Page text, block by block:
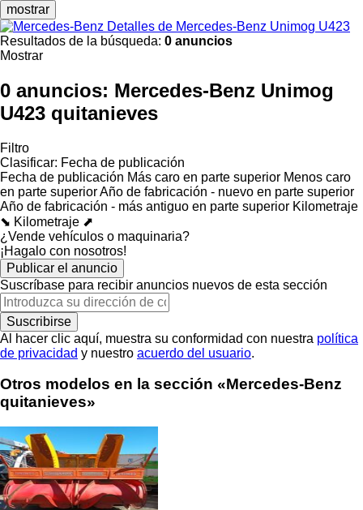
mostrar
Detalles de Mercedes-Benz Unimog U423
Resultados de la búsqueda: 0 anuncios
Mostrar
0 anuncios: Mercedes-Benz Unimog
U423 quitanieves
Filtro
Clasificar: Fecha de publicación
Fecha de publicación Más caro en parte superior Menos caro
en parte superiorAño de fabricación - nuevo en parte superior
Año de fabricación - más antiguo en parte superior Kilometraje
⬊ Kilometraje ⬈
¿Vende vehículos o maquinaria?
¡Hagalo con nosotros!
Publicar el anuncio
Suscríbase para recibir anuncios nuevos de esta sección
Suscribirse
Al hacer clic aquí, muestra su conformidad con nuestra política
de privacidad y nuestro acuerdo del usuario.
Otros modelos en la sección «Mercedes-Benz
quitanieves»